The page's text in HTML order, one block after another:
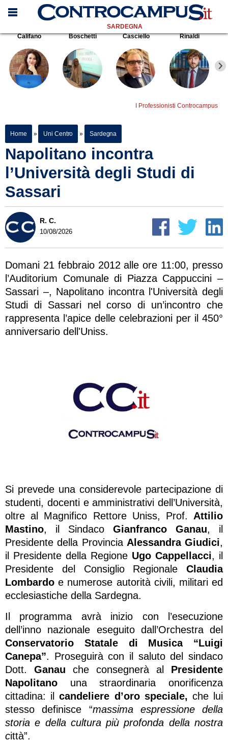
SARDEGNA
Califano
Boschetti Casciello Rinaldi
I Professionisti Controcampus
Home » Uni Centro » Sardegna
Napolitano incontra
l’Università degli Studi di
Sassari
R. C.
10/08/2026
Domani 21 febbraio 2012 alle ore 11:00, presso
l’Auditorium Comunale di Piazza Cappuccini –
Sassari –, Napolitano incontra l'Università degli
Studi di Sassari nel corso di un’incontro che
rappresenta l’apice delle celebrazioni per il 450°
anniversario dell'Uniss.
Si prevede una considerevole partecipazione di
studenti, docenti e amministrativi dell’Università,
oltre al Magnifico Rettore Uniss, Prof. Attilio
Mastino, il Sindaco Gianfranco Ganau, il
Presidente della Provincia Alessandra Giudici,
il Presidente della Regione Ugo Cappellacci, il
Presidente del Consiglio Regionale Claudia
Lombardo e numerose autorità civili, militari ed
ecclesiastiche della Sardegna.
Il programma avrà inizio con l’esecuzione
dell’inno nazionale eseguito dall’Orchestra del
Conservatorio Statale di Musica “Luigi
Canepa”. Proseguirà con il saluto del sindaco
Dott. Ganau che consegnerà al Presidente
Napolitano una straordinaria onorificenza
cittadina: il candeliere d’oro speciale, che lui
stesso definisce “massima espressione della
storia e della cultura più profonda della nostra
città”.